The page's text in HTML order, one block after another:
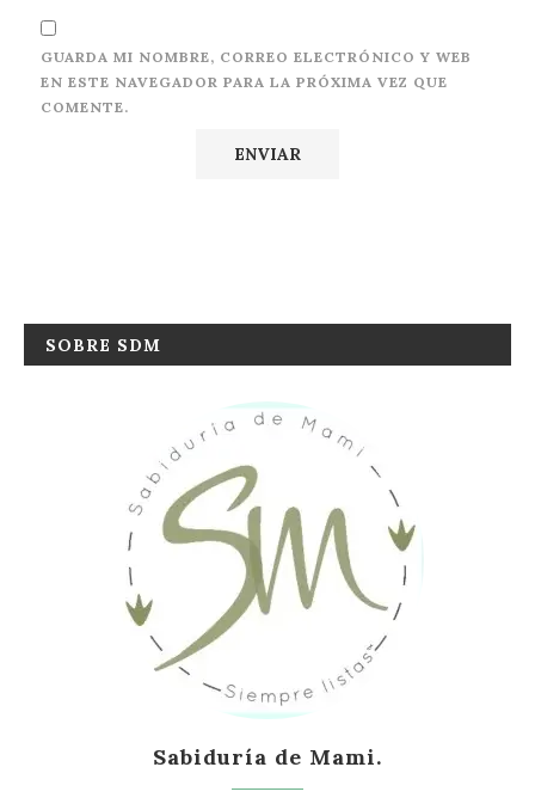
GUARDA MI NOMBRE, CORREO ELECTRÓNICO Y WEB
EN ESTE NAVEGADOR PARA LA PRÓXIMA VEZ QUE
COMENTE.
SOBRE SDM
Sabiduría de Mami.